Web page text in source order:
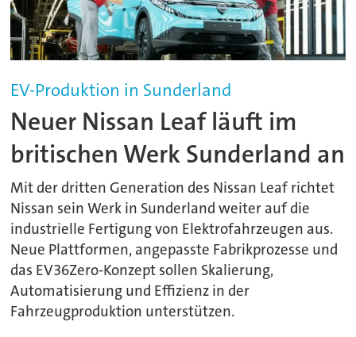
EV-Produktion in Sunderland
Neuer Nissan Leaf läuft im
britischen Werk Sunderland an
Mit der dritten Generation des Nissan Leaf richtet
Nissan sein Werk in Sunderland weiter auf die
industrielle Fertigung von Elektrofahrzeugen aus.
Neue Plattformen, angepasste Fabrikprozesse und
das EV36Zero-Konzept sollen Skalierung,
Automatisierung und Effizienz in der
Fahrzeugproduktion unterstützen.